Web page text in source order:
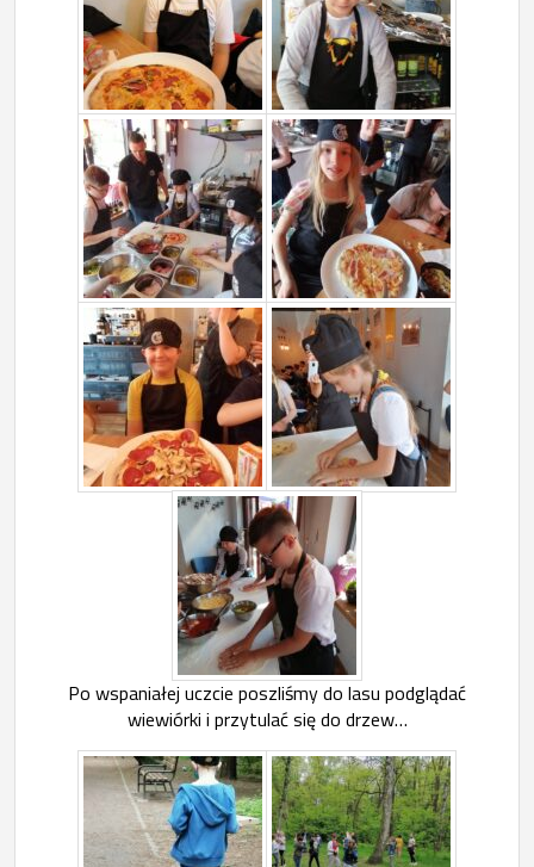
Po wspaniałej uczcie poszliśmy do lasu podglądać
wiewiórki i przytulać się do drzew…